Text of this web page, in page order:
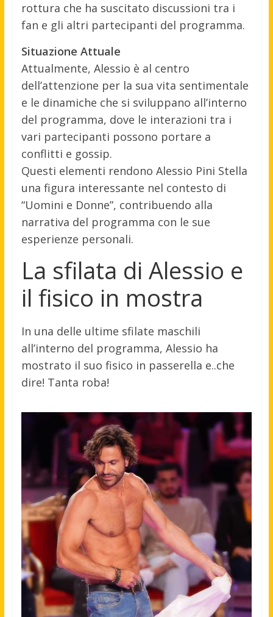
rottura che ha suscitato discussioni tra i
fan e gli altri partecipanti del programma.
Situazione Attuale
Attualmente, Alessio è al centro
dell’attenzione per la sua vita sentimentale
e le dinamiche che si sviluppano all’interno
del programma, dove le interazioni tra i
vari partecipanti possono portare a
conflitti e gossip.
Questi elementi rendono Alessio Pini Stella
una figura interessante nel contesto di
“Uomini e Donne”, contribuendo alla
narrativa del programma con le sue
esperienze personali.
La sfilata di Alessio e
il fisico in mostra
In una delle ultime sfilate maschili
all’interno del programma, Alessio ha
mostrato il suo fisico in passerella e..che
dire! Tanta roba!